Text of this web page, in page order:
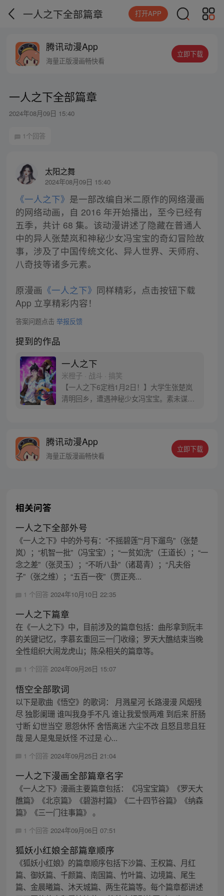
一人之下全部篇章 打开APP
腾讯动漫App
海量正版漫画畅快看
立即下载
一人之下全部篇章
2024年08月09日 15:40
1个回答
太阳之舞
2024年08月09日 15:40
《一人之下》 是一部改编自米二原作的网络漫画
的网络动画，自 2016 年开始播出，至今已经有
五季，共计 68 集。该动漫讲述了隐藏在普通人
中的异人张楚岚和神秘少女冯宝宝的奇幻冒险故
事，涉及了中国传统文化、异人世界、天师府、
八奇技等诸多元素。
原漫画 《一人之下》 同样精彩，点击按钮下载
App 立享精彩内容！
答案问题点击 举报反馈
提到的作品
一人之下
米橙子 · 战斗 · 搞笑
【一人之下6定档1月2日！】大学生张楚岚
清明回乡，遭遇神秘少女冯宝宝。素未谋面
密，张楚岚的生活被彻底颠覆，与冯宝宝一
同踏上“异人”之旅。
腾讯动漫App
海量正版漫画畅快看
立即下载
相关问答
一人之下全部外号
《一人之下》中的外号有：“不摇碧莲”“月下遛鸟”（张楚
岚）；“机智一批”（冯宝宝）；“一贫如洗”（王道长）；“一
念之差”（张灵玉）；“不听八卦”（诸葛青）；“凡夫俗
子”（张之维）；“五百一夜”（贾正亮...
1 个回答 2024年10月10日 22:35
一人之下篇章
在《一人之下》中，目前涉及的篇章包括：曲彤拿到阮丰
的关键记忆，李慕玄重回三一门收缘；罗天大醮结束当晚
全性组织大闹龙虎山；陈朵相关的篇章等。
1 个回答 2024年09月26日 15:07
悟空全部歌词
以下是歌曲《悟空》的歌词： 月溅星河 长路漫漫 风烟残
尽 独影阑珊 谁叫我身手不凡 谁让我爱恨两难 到后来 肝肠
寸断 幻世当空 恩怨休怀 舍悟离迷 六尘不改 且怒且悲且狂
哉 是人是鬼是妖怪 不过是 心...
1 个回答 2024年09月25日 21:04
一人之下漫画全部篇章名字
《一人之下》漫画主要篇章包括：《冯宝宝篇》《罗天大
醮篇》《北京篇》《碧游村篇》《二十四节谷篇》《纳森
篇》《三一门往事篇》 。
1 个回答 2024年09月06日 07:51
狐妖小红娘全部篇章顺序
《狐妖小红娘》的篇章顺序包括下沙篇、王权篇、月红
篇、御妖篇、千颜篇、南国篇、竹叶篇、边境篇、尾生
篇、金晨曦篇、沐天城篇、两生花篇等。每个篇章都讲述